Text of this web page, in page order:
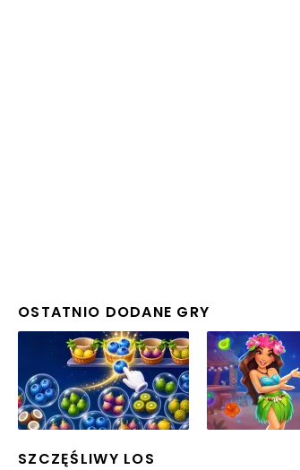
OSTATNIO DODANE GRY
SZCZĘŚLIWY LOS